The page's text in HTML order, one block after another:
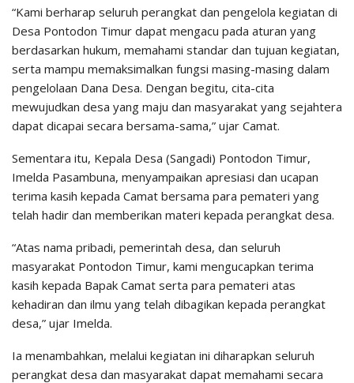
“Kami berharap seluruh perangkat dan pengelola kegiatan di
Desa Pontodon Timur dapat mengacu pada aturan yang
berdasarkan hukum, memahami standar dan tujuan kegiatan,
serta mampu memaksimalkan fungsi masing-masing dalam
pengelolaan Dana Desa. Dengan begitu, cita-cita
mewujudkan desa yang maju dan masyarakat yang sejahtera
dapat dicapai secara bersama-sama,” ujar Camat.
Sementara itu, Kepala Desa (Sangadi) Pontodon Timur,
Imelda Pasambuna, menyampaikan apresiasi dan ucapan
terima kasih kepada Camat bersama para pemateri yang
telah hadir dan memberikan materi kepada perangkat desa.
“Atas nama pribadi, pemerintah desa, dan seluruh
masyarakat Pontodon Timur, kami mengucapkan terima
kasih kepada Bapak Camat serta para pemateri atas
kehadiran dan ilmu yang telah dibagikan kepada perangkat
desa,” ujar Imelda.
Ia menambahkan, melalui kegiatan ini diharapkan seluruh
perangkat desa dan masyarakat dapat memahami secara